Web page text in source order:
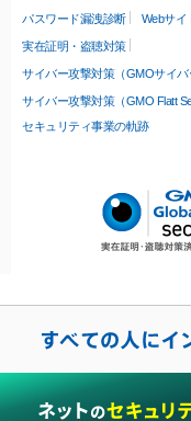
パスワード漏洩診断 Webサイ
実在証明・盗聴対策
サイバー攻撃対策（GMOサイバ
サイバー攻撃対策（GMO Flatt
セキュリティ事業の軌跡